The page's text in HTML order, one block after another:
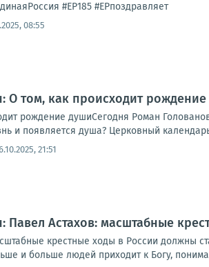
#ЕР185 #ЕРпоздравляет
08:55
О том, как происходит
рождение душиСегодня Роман
и появляется душа? Церковный
21:51
Павел Астахов: масштабные
крестные ходы в России должны
и больше людей приходит к Богу,